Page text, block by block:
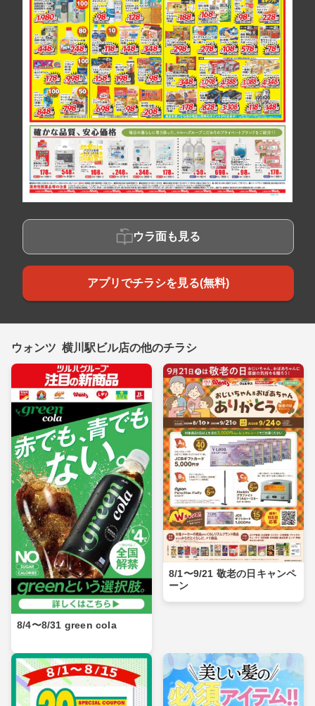
ウラ面も見る
アプリでチラシを見る(無料)
ウォンツ 横川駅ビル店の他のチラシ
8/4〜8/31 green cola
8/1〜9/21 敬老の日キャンペ
ーン